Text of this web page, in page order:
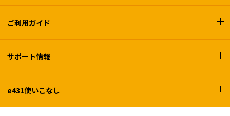
ご利用ガイド
サポート情報
e431使いこなし